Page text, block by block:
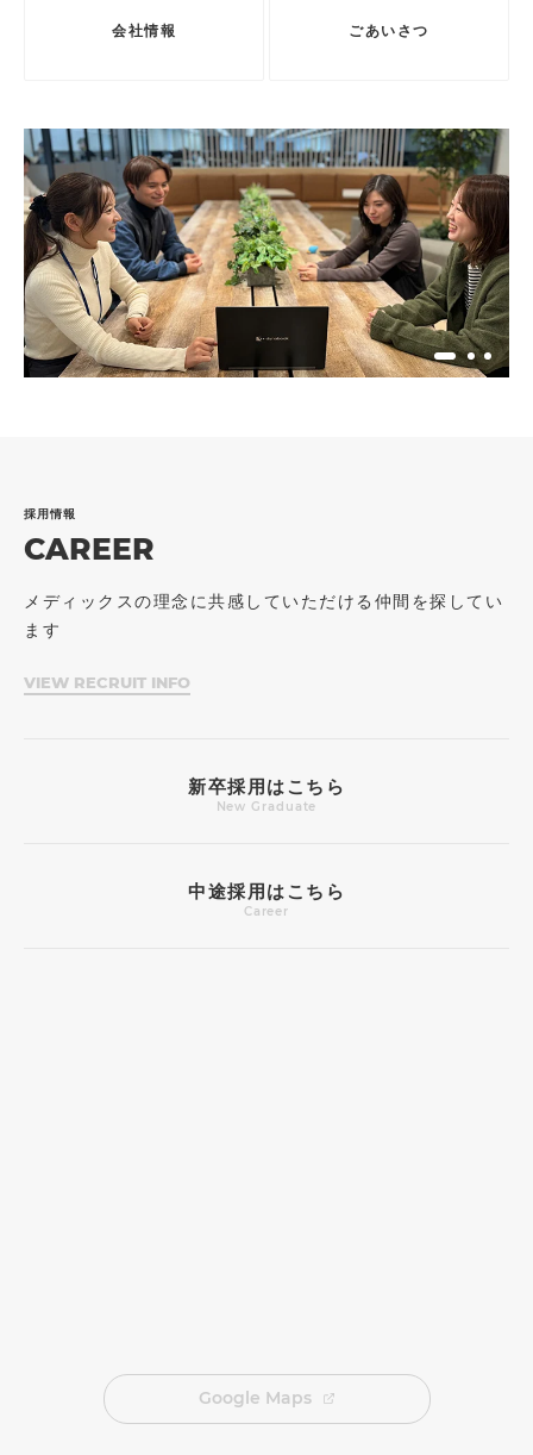
会社情報 ごあいさつ
採用情報
CAREER
メディックスの理念に共感していただける仲間を探してい
ます
VIEW RECRUIT INFO
新卒採用はこちら
New Graduate
中途採用はこちら
Career
Google Maps